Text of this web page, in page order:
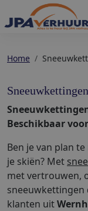
Home
Beschikbaar
Ben je van plan
je skiën? Met
met vertrouwen,
sneeuwkettingen
klanten uit